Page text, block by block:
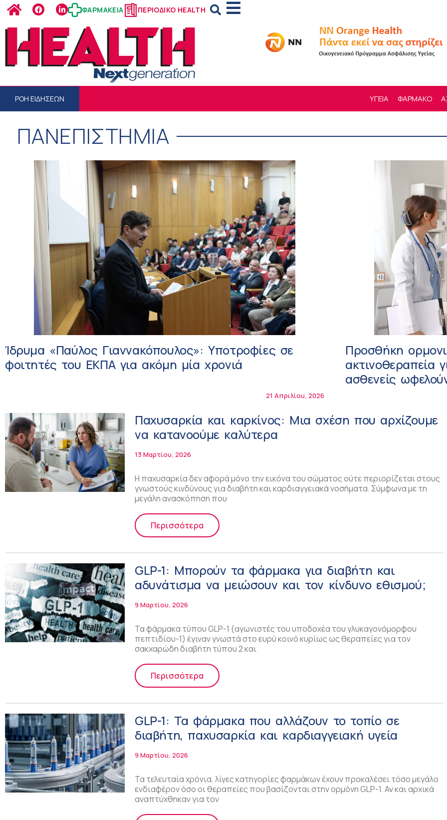
ΦΑΡΜΑΚΕΙΑ ΠΕΡΙΟΔΙΚΟ HEALTH
ΡΟΗ ΕΙΔΗΣΕΩΝ ΥΓΕΙΑ ΦΑΡΜΑΚΟ
ΠΑΝΕΠΙΣΤΗΜΙΑ
Ίδρυμα «Παύλος Γιαννακόπουλος»: Υποτροφίες σε
φοιτητές του ΕΚΠΑ για ακόμη μία χρονιά
21 Απριλίου, 2026
Προσθήκη
ακτινοθεραπεία
ασθενείς
Παχυσαρκία και καρκίνος: Μια σχέση που αρχίζουμε
να κατανοούμε καλύτερα
13 Μαρτίου, 2026
Η παχυσαρκία δεν αφορά μόνο την εικόνα του σώματος ούτε περιορίζεται στους
γνωστούς κινδύνους για διαβήτη και καρδιαγγειακά νοσήματα. Σύμφωνα με τη
μεγάλη ανασκόπηση που
Περισσότερα
GLP-1: Μπορούν τα φάρμακα για διαβήτη και
αδυνάτισμα να μειώσουν και τον κίνδυνο εθισμού;
9 Μαρτίου, 2026
Τα φάρμακα τύπου GLP-1 (αγωνιστές του υποδοχέα του γλυκαγονόμορφου
πεπτιδίου-1) έγιναν γνωστά στο ευρύ κοινό κυρίως ως θεραπείες για τον
σακχαρώδη διαβήτη τύπου 2 και
Περισσότερα
GLP-1: Τα φάρμακα που αλλάζουν το τοπίο σε
διαβήτη, παχυσαρκία και καρδιαγγειακή υγεία
9 Μαρτίου, 2026
Τα τελευταία χρόνια, λίγες κατηγορίες φαρμάκων έχουν προκαλέσει τόσο μεγάλο
ενδιαφέρον όσο οι θεραπείες που βασίζονται στην ορμόνη GLP-1. Αν και αρχικά
αναπτύχθηκαν για τον